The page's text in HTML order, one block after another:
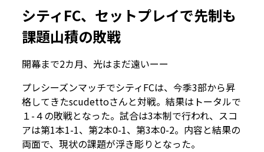
シティFC、セットプレイで先制も
課題山積の敗戦
――開幕まで2カ月、光はまだ遠いーー
プレシーズンマッチでシティFCは、今季3部から昇
格してきたscudettoさんと対戦。結果はトータルで
１-４の敗戦となった。試合は3本制で行われ、スコ
アは第1本1-1、第2本0-1、第3本0-2。内容と結果の
両面で、現状の課題が浮き彫りとなった。